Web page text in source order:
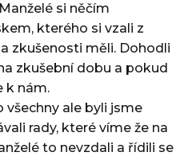
si něčím
kterého si vzali z
zkušenosti měli. Dohodli
zkušební dobu a pokud
k nám.
všechny ale byli jsme
rady, které víme že na
to nevzdali a řídili se